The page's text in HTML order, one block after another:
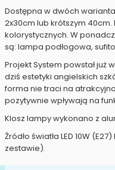
Dostępna w dwóch
2x30cm lub krótszym
kolorystycznych. W
są: lampa podłogowa,
Projekt System powstał już
dziś estetyki angielskich
forma nie traci na
pozytywnie wpływają na
Klosz lampy wykonano z
Źródło światła LED 10W
zestawie).